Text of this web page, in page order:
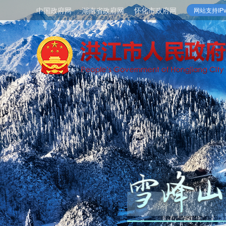
中国政府网 湖南省政府网 怀化市政府网 网站支持